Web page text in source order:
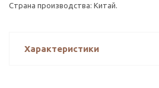
Страна производства: Китай.
Характеристики